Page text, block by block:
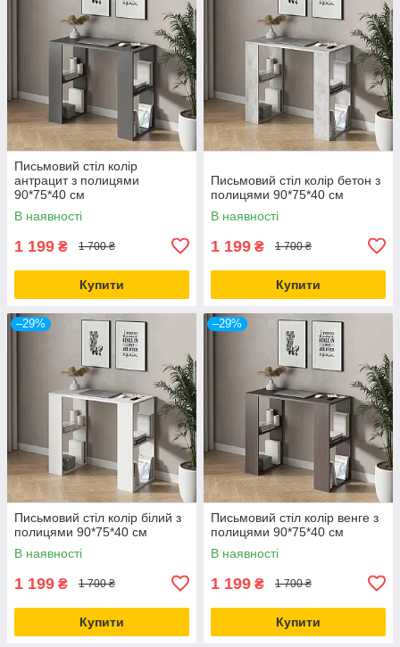
Письмовий стіл колір
антрацит з полицями
90*75*40 см
В наявності
1 199 ₴ 1 700 ₴
Купити
Письмовий стіл колір бетон з
полицями 90*75*40 см
В наявності
1 199 ₴ 1 700 ₴
Купити
–29%
Письмовий стіл колір білий з
полицями 90*75*40 см
В наявності
1 199 ₴ 1 700 ₴
Купити
–29%
Письмовий стіл колір венге з
полицями 90*75*40 см
В наявності
1 199 ₴ 1 700 ₴
Купити